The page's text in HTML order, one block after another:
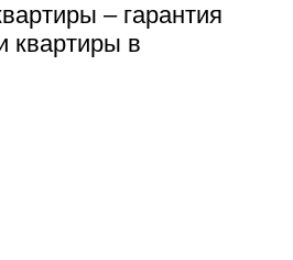
– гарантия
квартиры в